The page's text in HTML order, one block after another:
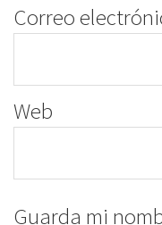
Correo
Web
Guarda mi